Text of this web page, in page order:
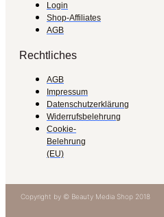
Login
Shop-Affiliates
AGB
Rechtliches
AGB
Impressum
Datenschutzerklärung
Widerrufsbelehrung
Cookie-
Belehrung
(EU)
Copyright by © Beauty Media Shop 2018